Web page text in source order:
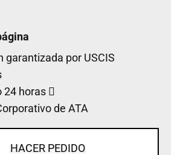
garantizada por USCIS
24 horas
de ATA
HACER PEDIDO